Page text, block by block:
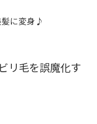
に変身♪
リ毛を誤魔化す